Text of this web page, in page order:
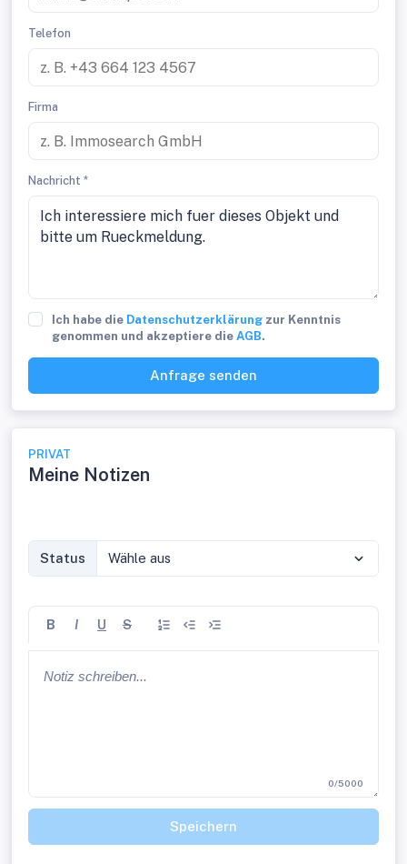
Telefon
Firma
Nachricht *
Ich habe die Datenschutzerklärung zur Kenntnis
genommen und akzeptiere die AGB.
Anfrage senden
PRIVAT
Meine Notizen
Status Wähle aus
B I U S
0/5000
Speichern